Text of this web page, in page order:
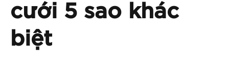
cưới 5 sao khác
biệt